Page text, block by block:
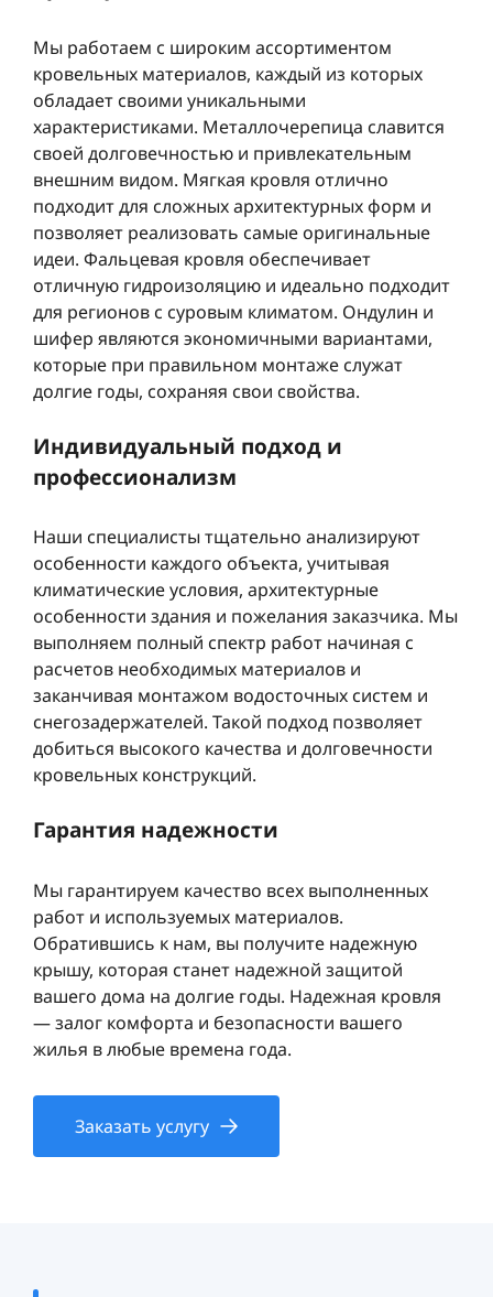
Мы работаем с широким ассортиментом
кровельных материалов, каждый из которых
обладает своими уникальными
характеристиками. Металлочерепица славится
своей долговечностью и привлекательным
внешним видом. Мягкая кровля отлично
подходит для сложных архитектурных форм и
позволяет реализовать самые оригинальные
идеи. Фальцевая кровля обеспечивает
отличную гидроизоляцию и идеально подходит
для регионов с суровым климатом. Ондулин и
шифер являются экономичными вариантами,
которые при правильном монтаже служат
долгие годы, сохраняя свои свойства.
Индивидуальный подход и
профессионализм
Наши специалисты тщательно анализируют
особенности каждого объекта, учитывая
климатические условия, архитектурные
особенности здания и пожелания заказчика. Мы
выполняем полный спектр работ начиная с
расчетов необходимых материалов и
заканчивая монтажом водосточных систем и
снегозадержателей. Такой подход позволяет
добиться высокого качества и долговечности
кровельных конструкций.
Гарантия надежности
Мы гарантируем качество всех выполненных
работ и используемых материалов.
Обратившись к нам, вы получите надежную
крышу, которая станет надежной защитой
вашего дома на долгие годы. Надежная кровля
— залог комфорта и безопасности вашего
жилья в любые времена года.
Заказать услугу